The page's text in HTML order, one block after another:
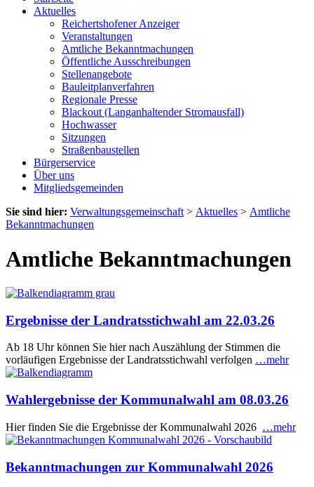
Aktuelles
Reichertshofener Anzeiger
Veranstaltungen
Amtliche Bekanntmachungen
Öffentliche Ausschreibungen
Stellenangebote
Bauleitplanverfahren
Regionale Presse
Blackout (Langanhaltender Stromausfall)
Hochwasser
Sitzungen
Straßenbaustellen
Bürgerservice
Über uns
Mitgliedsgemeinden
Sie sind hier: Verwaltungsgemeinschaft > Aktuelles > Amtliche
Bekanntmachungen
Amtliche Bekanntmachungen
Ergebnisse der Landratsstichwahl am 22.03.26
Ab 18 Uhr können Sie hier nach Auszählung der Stimmen die
vorläufigen Ergebnisse der Landratsstichwahl verfolgen …mehr
Wahlergebnisse der Kommunalwahl am 08.03.26
Hier finden Sie die Ergebnisse der Kommunalwahl 2026 …mehr
Bekanntmachungen zur Kommunalwahl 2026